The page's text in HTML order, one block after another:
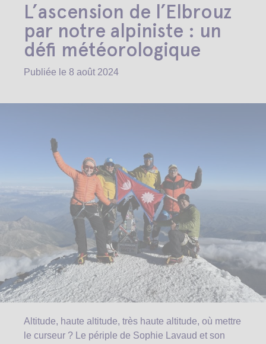
L’ascension de l’Elbrouz
par notre alpiniste : un
défi météorologique
Publiée le 8 août 2024
Altitude, haute altitude, très haute altitude, où mettre
le curseur ? Le périple de Sophie Lavaud et son